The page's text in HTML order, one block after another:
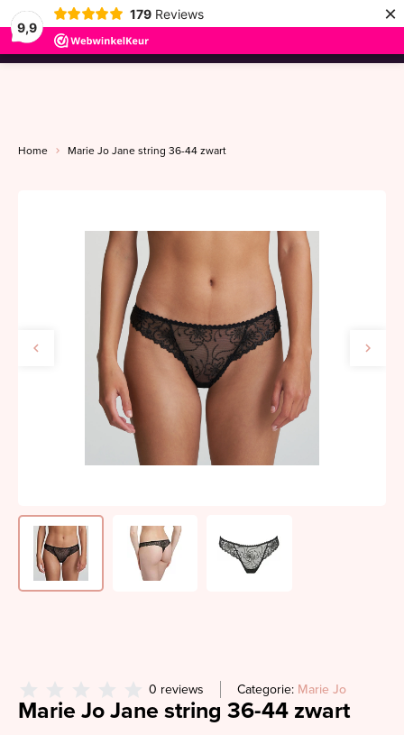
9,9
179 Reviews ×
menu
Home Marie Jo Jane string 36-44 zwart
0 reviews Categorie: Marie Jo
Marie Jo Jane string 36-44 zwart